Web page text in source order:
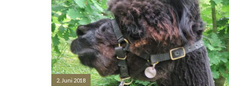
2. Juni 2018